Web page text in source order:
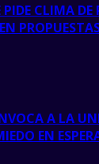
PIDE CLIMA DE
A LA
EN